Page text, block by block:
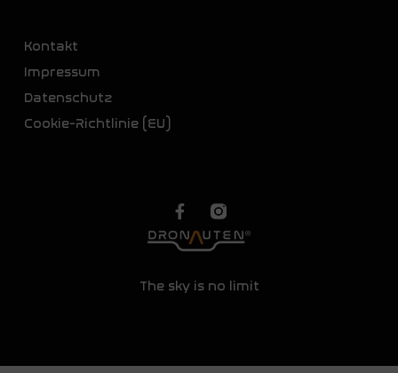
The sky is no limit
Kontakt
Impressum
Datenschutz
Cookie-Richtlinie (EU)